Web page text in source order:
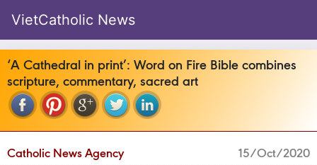
VietCatholic News
‘A Cathedral in print’: Word on Fire Bible combines
scripture, commentary, sacred art
Catholic News Agency 15/Oct/2020